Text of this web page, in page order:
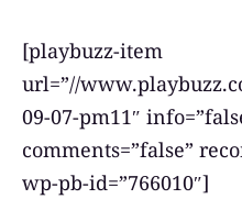
[playbuzz-item
url=”//
09-07-pm11″
comments=”false”
wp-pb-id=”766010″]